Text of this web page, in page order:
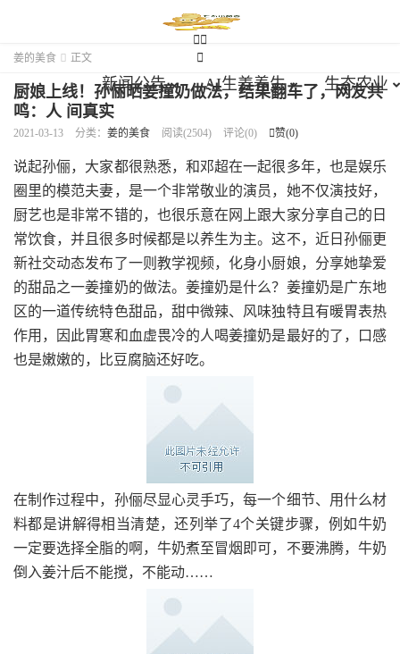
 

新闻公告 AI生姜养生 生态农业
姜的美食  正文
厨娘上线！孙俪晒姜撞奶做法，结果翻车了，网友共
鸣：人 间真实
2021-03-13 分类： 姜的美食 阅读(2504) 评论(0) 赞(0)
说起孙俪，大家都很熟悉，和邓超在一起很多年，也是娱乐
圈里的模范夫妻，是一个非常敬业的演员，她不仅演技好，
厨艺也是非常不错的，也很乐意在网上跟大家分享自己的日
常饮食，并且很多时候都是以养生为主。这不，近日孙俪更
新社交动态发布了一则教学视频，化身小厨娘，分享她挚爱
的甜品之一姜撞奶的做法。姜撞奶是什么？姜撞奶是广东地
区的一道传统特色甜品，甜中微辣、风味独特且有暖胃表热
作用，因此胃寒和血虚畏冷的人喝姜撞奶是最好的了，口感
也是嫩嫩的，比豆腐脑还好吃。
在制作过程中，孙俪尽显心灵手巧，每一个细节、用什么材
料都是讲解得相当清楚，还列举了4个关键步骤，例如牛奶
一定要选择全脂的啊，牛奶煮至冒烟即可，不要沸腾，牛奶
倒入姜汁后不能搅，不能动……